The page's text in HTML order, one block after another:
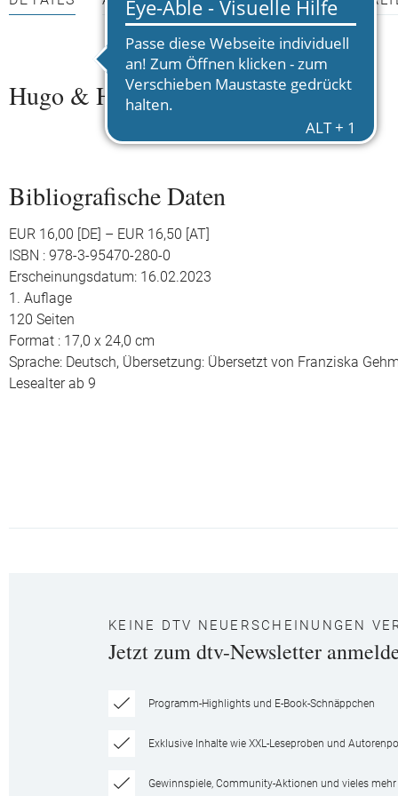
Hugo & Hassan - Echt jetzt?!
Bibliografische Daten
EUR 16,00 [DE] – EUR 16,50 [AT]
ISBN : 978-3-95470-280-0
Erscheinungsdatum: 16.02.2023
1. Auflage
120 Seiten
Format : 17,0 x 24,0 cm
Sprache: Deutsch, Übersetzung: Übersetzt von Franziska Gehm
Lesealter ab 9
KEINE DTV NEUERSCHEINUNGEN
Jetzt zum dtv-Newsletter
Programm-Highlights und E-Book-Schnäppchen
Exklusive Inhalte wie XXL-Leseproben und
Gewinnspiele, Community-Aktionen und vieles mehr